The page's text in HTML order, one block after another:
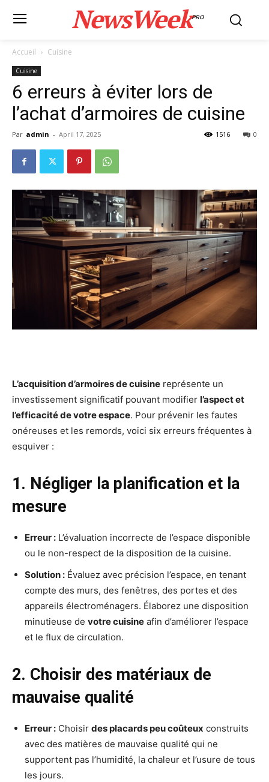
NewsWeekPRO
Accueil Cuisine
Cuisine
6 erreurs à éviter lors de
l’achat d’armoires de cuisine
Par admin - April 17, 2025 0
1516
L’acquisition d’armoires de cuisine représente un
investissement significatif pouvant modifier l’aspect et
l’efficacité de votre espace. Pour prévenir les fautes
onéreuses et les remords, voici six erreurs fréquentes à
esquiver :
1. Négliger la planification et la
mesure
Erreur : L’évaluation incorrecte de l’espace disponible
ou le non-respect de la disposition de la cuisine.
Solution : Évaluez avec précision l’espace, en tenant
compte des murs, des fenêtres, des portes et des
appareils électroménagers. Élaborez une disposition
minutieuse de votre cuisine afin d’améliorer l’espace
et le flux de circulation.
2. Choisir des matériaux de
mauvaise qualité
Erreur : Choisir des placards peu coûteux construits
avec des matières de mauvaise qualité qui ne
supportent pas l’humidité, la chaleur et l’usure de tous
les jours.